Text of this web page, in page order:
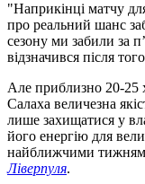
"Наприкінці матчу
про реальний шанс
сезону ми забили за
відзначився після
Але приблизно 20-25
Салаха величезна
лише захищатися у
його енергію для
найближчими
Ліверпуля.